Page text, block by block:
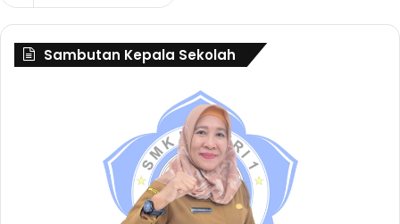
Sambutan Kepala Sekolah